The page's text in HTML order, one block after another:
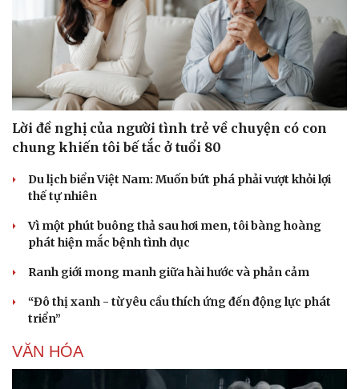
Lời đề nghị của người tình trẻ về chuyện có con
chung khiến tôi bế tắc ở tuổi 80
Du lịch biển Việt Nam: Muốn bứt phá phải vượt khỏi lợi
thế tự nhiên
Vì một phút buông thả sau hơi men, tôi bàng hoàng
phát hiện mắc bệnh tình dục
Ranh giới mong manh giữa hài hước và phản cảm
“Đô thị xanh - từ yêu cầu thích ứng đến động lực phát
triển”
VĂN HÓA